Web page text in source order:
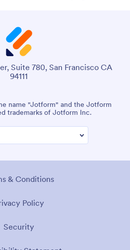
Suite 780, San Francisco CA
94111
name "Jotform" and the Jotform
trademarks of Jotform Inc.
& Conditions
Policy
Security